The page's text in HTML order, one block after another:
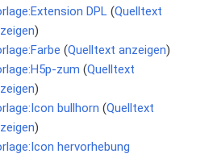
DPL (Quelltext
)
(Quelltext anzeigen)
zum (Quelltext
)
bullhorn (Quelltext
)
hervorhebung